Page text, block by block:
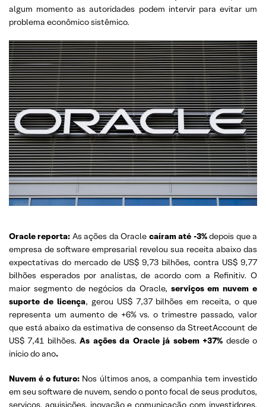
algum momento as autoridades podem intervir para evitar um
problema econômico sistêmico.
Oracle reporta: As ações da Oracle caíram até -3%depois que a
empresa de software empresarial revelou sua receita abaixo das
expectativas do mercado de US$ 9,73 bilhões, contra US$ 9,77
bilhões esperados por analistas, de acordo com a Refinitiv. O
maior segmento de negócios da Oracle, serviços em nuvem e
suporte de licença, gerou US$ 7,37 bilhões em receita, o que
representa um aumento de +6% vs. o trimestre passado, valor
que está abaixo da estimativa de consenso da StreetAccount de
US$ 7,41 bilhões.As ações da Oracle já sobem +37% desde o
início do ano.
Nuvem é o futuro: Nos últimos anos, a companhia tem investido
em seu software de nuvem, sendo o ponto focal de seus produtos,
serviços, aquisições, inovação e comunicação com investidores.